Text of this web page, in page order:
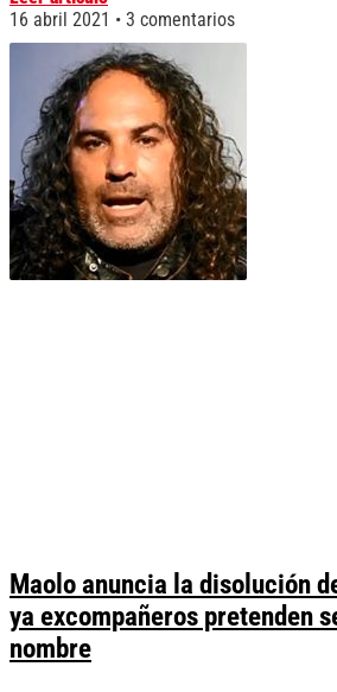
16 abril 2021
3 comentarios
Maolo anuncia la disolución
ya excompañeros pretenden
nombre